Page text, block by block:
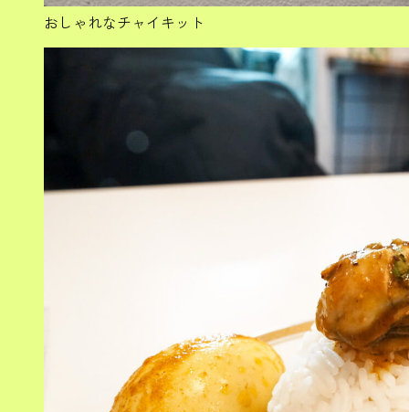
おしゃれなチャイキット